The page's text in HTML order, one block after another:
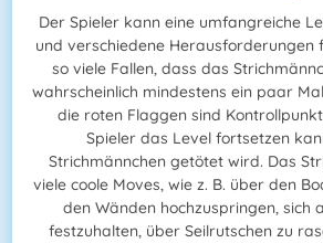
Der Spieler kann eine umfangreiche
und verschiedene Herausforderungen
so viele Fallen, dass das
wahrscheinlich mindestens ein paar
die roten Flaggen sind
Spieler das Level fortsetzen
Strichmännchen getötet wird. Das
viele coole Moves, wie z. B. über den
den Wänden hochzuspringen, sich
festzuhalten, über Seilrutschen zu